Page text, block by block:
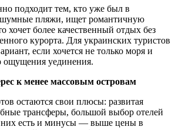
подходит тем, кто уже был в
пляжи, ищет романтичную
хочет более качественный отдых без
курорта. Для украинских туристов
если хочется не только моря и
ощущения уединения.
к менее массовым островам
остаются свои плюсы: развитая
трансферы, большой выбор отелей
них есть и минусы — выше цены в